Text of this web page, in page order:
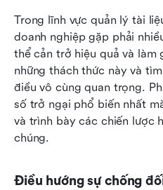
Trong lĩnh vực quản lý tài
doanh nghiệp gặp phải
thể cản trở hiệu quả và làm
những thách thức này và
điều vô cùng quan trọng.
số trở ngại phổ biến nhất
và trình bày các chiến lược
chúng.
Điều hướng sự chống